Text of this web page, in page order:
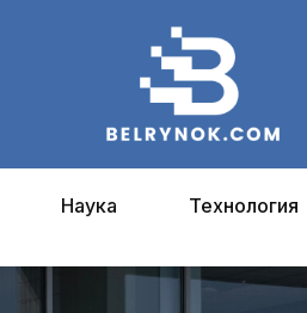
Наука Технология